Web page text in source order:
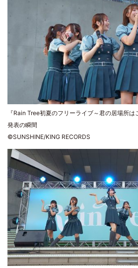
『Rain Tree初夏のフリーライブ～君の居場所
発表の瞬間
©SUNSHINE/KING RECORDS